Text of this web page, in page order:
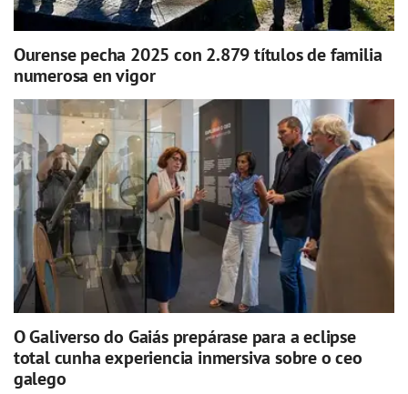
Ourense pecha 2025 con 2.879 títulos de familia
numerosa en vigor
O Galiverso do Gaiás prepárase para a eclipse
total cunha experiencia inmersiva sobre o ceo
galego